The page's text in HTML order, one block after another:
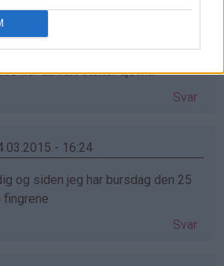
- 16:23
her da vårt steker ujevnt!
Svar
- 16:24
og siden jeg har bursdag den 25
fingrene
Svar